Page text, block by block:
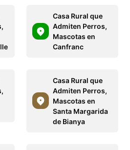
Casa Rural que
Admiten Perros,
Mascotas en
Canfranc
Casa Rural que
Admiten Perros,
Mascotas en
Santa Margarida
de Bianya